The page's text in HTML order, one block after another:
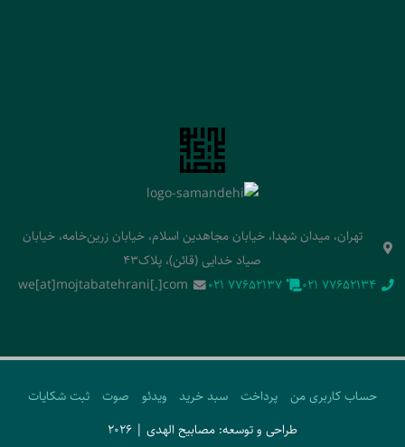
تهران، میدان شهدا، خیابان مجاهدین اسلام، خیابان زرین‌خامه، خیابان
صیاد خدایی (قائن)، پلاک43
‭021 77652134‬
‭021 77652137‬
we[at]mojtabatehrani[.]com
حساب کاربری من پرداخت سبد خرید ویدئو صوت
ثبت شکایات
طراحی و توسعه: مصابیح الهدی | 2026